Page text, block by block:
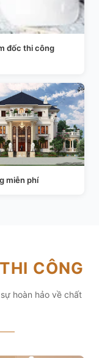
đốc thi công
miễn phí
CÔNG
hoàn hảo về chất